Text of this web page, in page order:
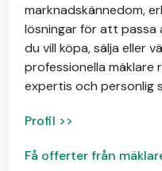
marknadskännedom,
lösningar för att passa
du vill köpa, sälja eller
professionella mäklare
expertis och personlig
Profil >>
Få offerter från